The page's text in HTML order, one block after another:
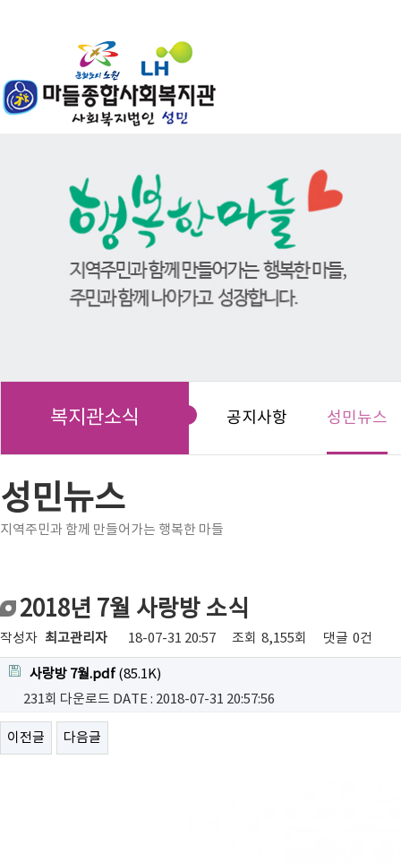
복지관소식 공지사항 성민뉴스
성민뉴스
지역주민과 함께 만들어가는 행복한 마들
2018년 7월 사랑방 소식
작성자 최고관리자 18-07-31 20:57 조회 8,155회 댓글 0건
사랑방 7월.pdf (85.1K)
231회 다운로드 DATE : 2018-07-31 20:57:56
이전글 다음글